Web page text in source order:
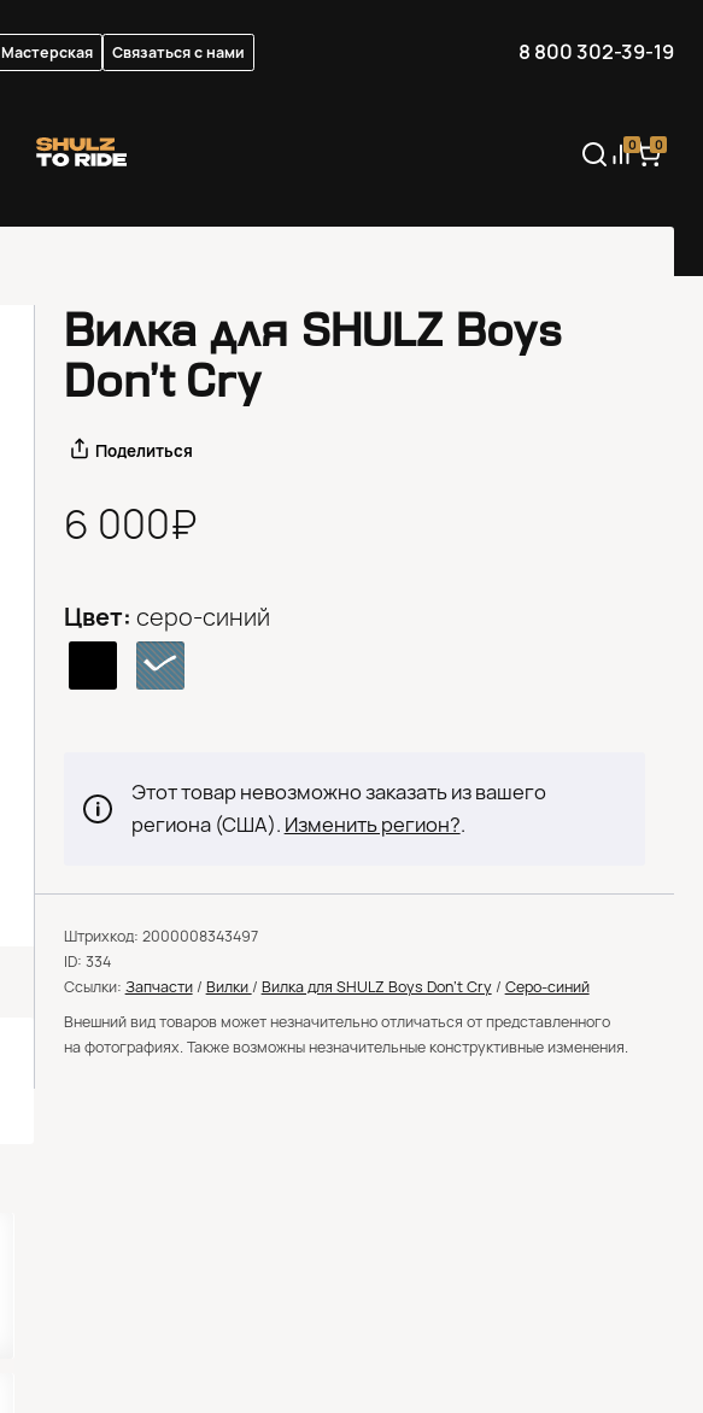
Мастерская Связаться с нами 8 800 302-39-19
0 0
Вилка для SHULZ Boys
Don’t Cry
Поделиться
6 000₽
Цвет: серо-синий
Этот товар невозможно заказать из вашего
региона (США). Изменить регион?.
Штрихкод: 2000008343497
ID: 334
Ссылки: Запчасти/ Вилки / Вилка для SHULZ Boys Don’t Cry/ Серо-синий
Внешний вид товаров может незначительно отличаться от представленного
на фотографиях. Также возможны незначительные конструктивные изменения.